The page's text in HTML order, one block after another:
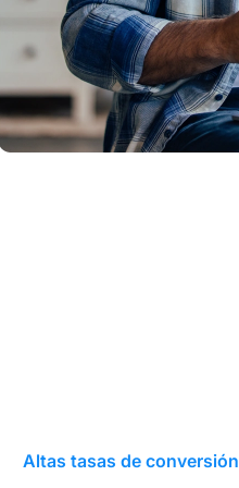
Altas tasas de conversión